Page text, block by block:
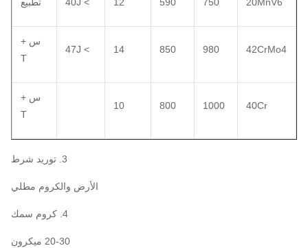
42CrMo4
980
850
14
> 47J
س +
T
40Cr
1000
800
10
س +
T
3. توريد شرط
الأرض والكروم مطلي
4. كروم سمك
20-30 ميكرون